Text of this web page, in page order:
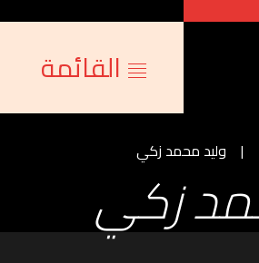
القائمة
وليد محمد زكي
زكي